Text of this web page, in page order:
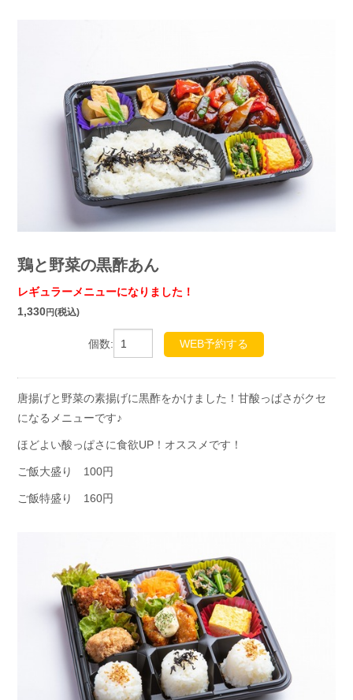
鶏と野菜の黒酢あん
レギュラーメニューになりました！
1,330円(税込)
個数: WEB予約する
唐揚げと野菜の素揚げに黒酢をかけました！甘酸っぱさがクセ
になるメニューです♪
ほどよい酸っぱさに食欲UP！オススメです！
ご飯大盛り 100円
ご飯特盛り 160円